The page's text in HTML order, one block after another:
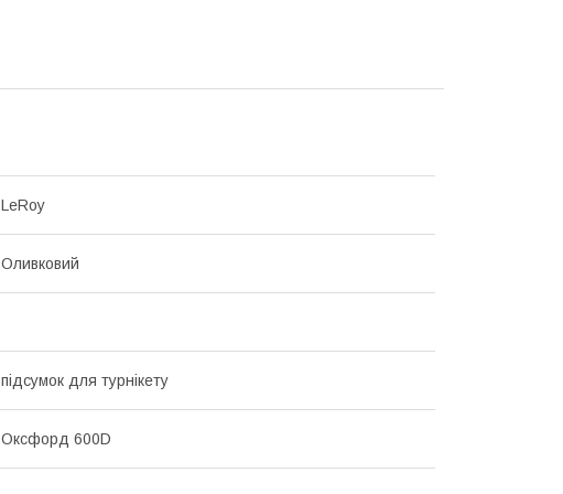
LeRoy
Оливковий
підсумок для турнікету
Оксфорд 600D